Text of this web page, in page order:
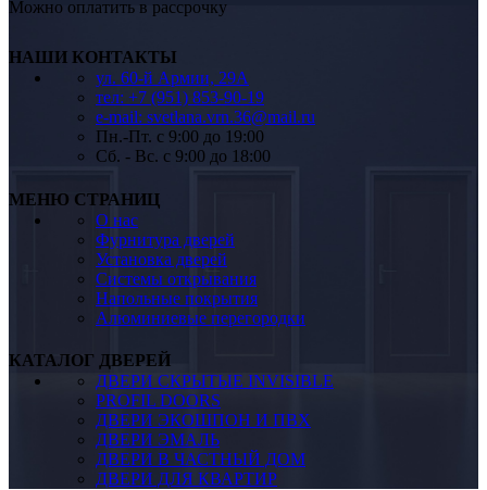
Можно оплатить в рассрочку
НАШИ КОНТАКТЫ
ул. 60-й Армии, 29А
тел: +7 (951) 853-90-19
e-mail: svetlana.vrn.36@mail.ru
Пн.-Пт. c 9:00 до 19:00
Сб. - Вс. c 9:00 до 18:00
МЕНЮ СТРАНИЦ
О нас
Фурнитура дверей
Установка дверей
Системы открывания
Напольные покрытия
Алюминиевые перегородки
КАТАЛОГ ДВЕРЕЙ
ДВЕРИ СКРЫТЫЕ INVISIBLE
PROFIL DOORS
ДВЕРИ ЭКОШПОН И ПВХ
ДВЕРИ ЭМАЛЬ
ДВЕРИ В ЧАСТНЫЙ ДОМ
ДВЕРИ ДЛЯ КВАРТИР